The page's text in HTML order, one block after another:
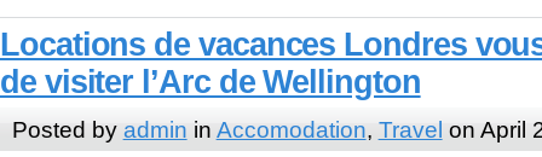
Locations de vacances Londres
de visiter l’Arc de Wellington
Posted by admin in Accomodation, Travel on April